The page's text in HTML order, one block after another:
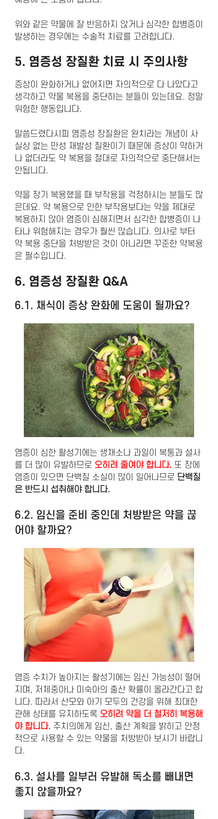
위와 같은 약물에 잘 반응하지 않거나 심각한 합병증이
발생하는 경우에는 수술적 치료를 고려합니다.
5. 염증성 장질환 치료 시 주의사항
증상이 완화하거나 없어지면 자의적으로 다 나았다고
생각하고 약물 복용을 중단하는 분들이 있는데요. 정말
위험한 행동입니다.
말씀드렸다시피 염증성 장질환은 완치라는 개념이 사
실상 없는 만성 재발성 질환이기 때문에 증상이 약하거
나 없더라도 약 복용을 절대로 자의적으로 중단해서는
안됩니다.
약을 장기 복용했을 때 부작용을 걱정하시는 분들도 많
은데요. 약 복용으로 인한 부작용보다는 약을 제대로
복용하지 않아 염증이 심해지면서 심각한 합병증이 나
타나 위험해지는 경우가 훨씬 많습니다. 의사로 부터
약 복용 중단을 처방받은 것이 아니라면 꾸준한 약복용
은 필수입니다.
6. 염증성 장질환 Q&A
6.1. 채식이 증상 완화에 도움이 될까요?
염증이 심한 활성기에는 생채소나 과일이 복통과 설사
를 더 많이 유발하므로 오히려 줄여야 합니다. 또 장에
염증이 있으면 단백질 소실이 많이 일어나므로 단백질
은 반드시 섭취해야 합니다.
6.2. 임신을 준비 중인데 처방받은 약을 끊
어야 할까요?
염증 수치가 높아지는 활성기에는 임신 가능성이 떨어
지며, 저체중아나 미숙아의 출산 확률이 올라간다고 합
니다. 따라서 산모와 아기 모두의 건강을 위해 최대한
관해 상태를 유지하도록 오히려 약을 더 철저히 복용해
야 합니다. 주치의에게 임신, 출산 계획을 밝히고 안정
적으로 사용할 수 있는 약물을 처방받아 보시기 바랍니
다.
6.3. 설사를 일부러 유발해 독소를 빼내면
좋지 않을까요?